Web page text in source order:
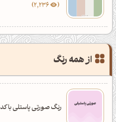
از همه رنگ
رنگ صورتی پاستلی با کد F5D4ED